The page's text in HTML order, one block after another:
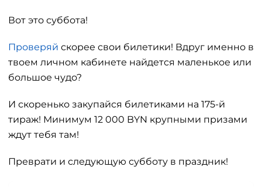
Вот это суббота!
Проверяй скорее свои билетики! Вдруг именно в
твоем личном кабинете найдется маленькое или
большое чудо?
И скоренько закупайся билетиками на 175-й
тираж! Минимум 12 000 BYN крупными призами
ждут тебя там!
Преврати и следующую субботу в праздник!